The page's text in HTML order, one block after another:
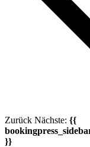
Zurück Nächste: {{
}}